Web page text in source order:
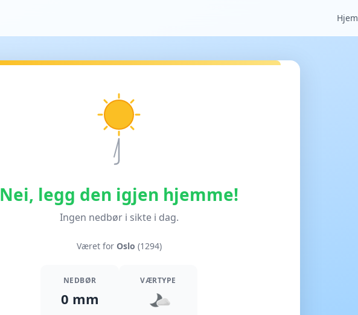
Hjem
Nei, legg den igjen hjemme!
Ingen nedbør i sikte i dag.
Været for Oslo (1294)
NEDBØR
0 mm
VÆRTYPE